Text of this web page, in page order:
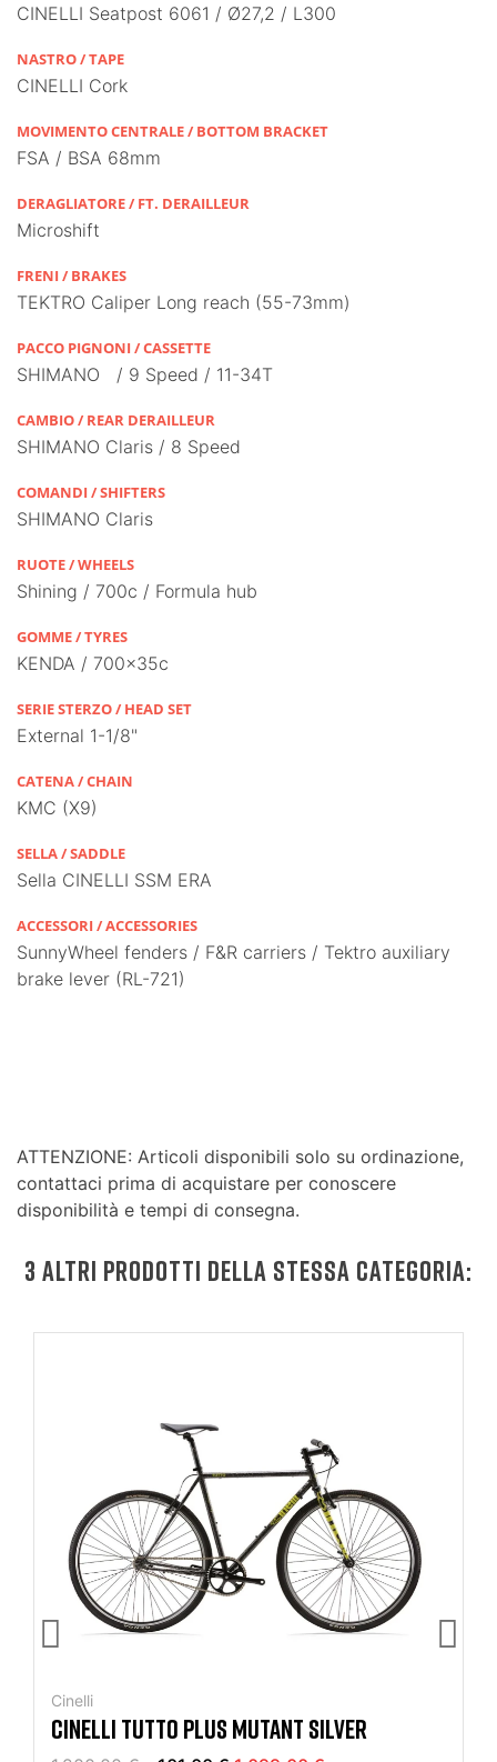
CINELLI Seatpost 6061 / Ø27,2 / L300
NASTRO / TAPE
CINELLI Cork
MOVIMENTO CENTRALE / BOTTOM BRACKET
FSA / BSA 68mm
DERAGLIATORE / FT. DERAILLEUR
Microshift
FRENI / BRAKES
TEKTRO Caliper Long reach (55-73mm)
PACCO PIGNONI / CASSETTE
SHIMANO / 9 Speed / 11-34T
CAMBIO / REAR DERAILLEUR
SHIMANO Claris / 8 Speed
COMANDI / SHIFTERS
SHIMANO Claris
RUOTE / WHEELS
Shining / 700c / Formula hub
GOMME / TYRES
KENDA / 700x35c
SERIE STERZO / HEAD SET
External 1-1/8"
CATENA / CHAIN
KMC (X9)
SELLA / SADDLE
Sella CINELLI SSM ERA
ACCESSORI / ACCESSORIES
SunnyWheel fenders / F&R carriers / Tektro auxiliary
brake lever (RL-721)
ATTENZIONE: Articoli disponibili solo su ordinazione,
contattaci prima di acquistare per conoscere
disponibilità e tempi di consegna.
3 ALTRI PRODOTTI DELLA STESSA CATEGORIA:
Cinelli
CINELLI TUTTO PLUS MUTANT SILVER